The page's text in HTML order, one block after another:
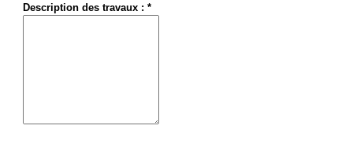
Description des travaux : *